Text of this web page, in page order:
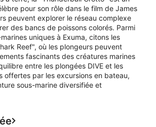
pour son rôle dans le film de James
peuvent explorer le réseau complexe
des bancs de poissons colorés. Parmi
uniques à Exuma, citons les
Reef", où les plongeurs peuvent
fascinants des créatures marines
entre les plongées DIVE et les
offertes par les excursions en bateau,
sous-marine diversifiée et